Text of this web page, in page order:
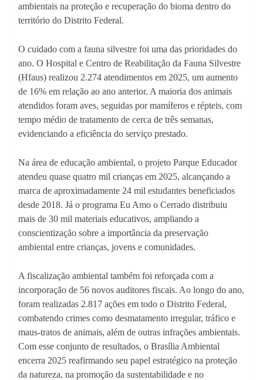
ambientais na proteção e recuperação do bioma dentro do
território do Distrito Federal.
O cuidado com a fauna silvestre foi uma das prioridades do
ano. O Hospital e Centro de Reabilitação da Fauna Silvestre
(Hfaus) realizou 2.274 atendimentos em 2025, um aumento
de 16% em relação ao ano anterior. A maioria dos animais
atendidos foram aves, seguidas por mamíferos e répteis, com
tempo médio de tratamento de cerca de três semanas,
evidenciando a eficiência do serviço prestado.
Na área de educação ambiental, o projeto Parque Educador
atendeu quase quatro mil crianças em 2025, alcançando a
marca de aproximadamente 24 mil estudantes beneficiados
desde 2018. Já o programa Eu Amo o Cerrado distribuiu
mais de 30 mil materiais educativos, ampliando a
conscientização sobre a importância da preservação
ambiental entre crianças, jovens e comunidades.
A fiscalização ambiental também foi reforçada com a
incorporação de 56 novos auditores fiscais. Ao longo do ano,
foram realizadas 2.817 ações em todo o Distrito Federal,
combatendo crimes como desmatamento irregular, tráfico e
maus-tratos de animais, além de outras infrações ambientais.
Com esse conjunto de resultados, o Brasília Ambiental
encerra 2025 reafirmando seu papel estratégico na proteção
da natureza, na promoção da sustentabilidade e no